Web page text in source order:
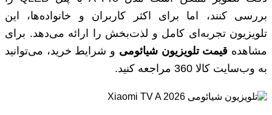
بررسی کنند، اما برای اکثر کاربران و خانواده‌ها، این
تلویزیون تجربه‌ای کامل و لذت‌بخش را ارائه می‌دهد. برای
مشاهده قیمت تلویزیون شیائومی و شرایط خرید، می‌توانید
به وب‌سایت کالا 360 مراجعه کنید.